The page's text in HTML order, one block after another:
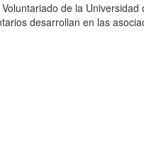
de la
desarrollan en las